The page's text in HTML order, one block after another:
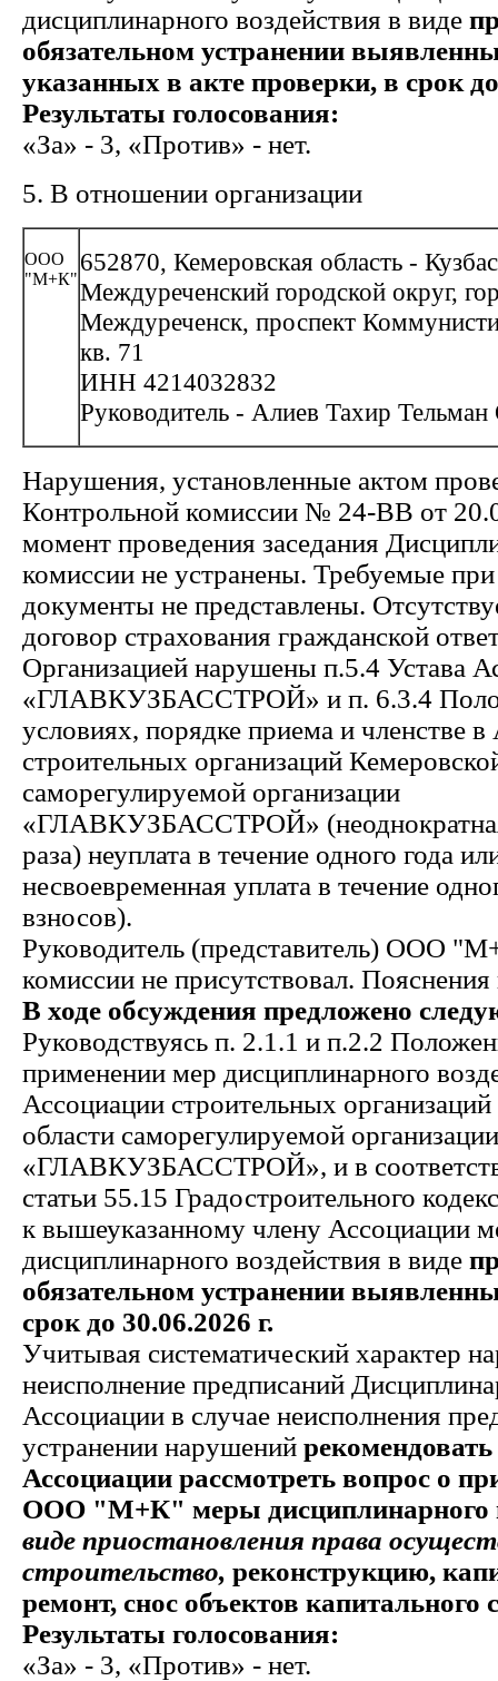
дисциплинарного воздействия в виде
обязательном устранении
указанных в акте проверки, в срок
Результаты голосования:
«За» - 3, «Против» - нет.
5. В отношении организации
ООО
"М+К"
652870, Кемеровская область -
Междуреченский городской округ,
Междуреченск, проспект
кв. 71
ИНН 4214032832
Руководитель - Алиев Тахир
Нарушения, установленные актом
Контрольной комиссии № 24-ВВ от
момент проведения заседания
комиссии не устранены. Требуемые
документы не представлены.
договор страхования гражданской
Организацией нарушены п.5.4 Устава
«ГЛАВКУЗБАССТРОЙ» и п. 6.3.4
условиях, порядке приема и членстве
строительных организаций
саморегулируемой организации
«ГЛАВКУЗБАССТРОЙ»
раза) неуплата в течение одного года
несвоевременная уплата в течение
взносов).
Руководитель (представитель) ООО
комиссии не присутствовал.
В ходе обсуждения предложено
Руководствуясь п. 2.1.1 и п.2.2
применении мер дисциплинарного
Ассоциации строительных
области саморегулируемой организации
«ГЛАВКУЗБАССТРОЙ», и в
статьи 55.15 Градостроительного
к вышеуказанному члену Ассоциации
дисциплинарного воздействия в виде
обязательном устранении
срок до 30.06.2026 г.
Учитывая систематический характер
неисполнение предписаний
Ассоциации в случае неисполнения
устранении нарушений
Ассоциации рассмотреть вопрос о
ООО "М+К" меры дисциплинарного
виде приостановления права
строительство, реконструкцию,
ремонт, снос объектов капитального
Результаты голосования:
«За» - 3, «Против» - нет.